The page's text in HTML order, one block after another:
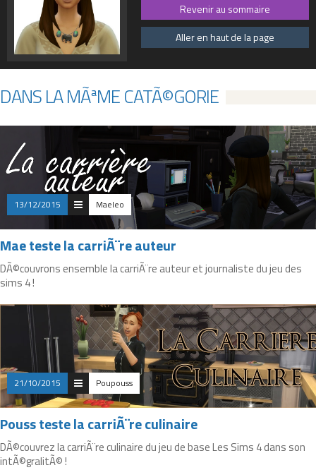
Revenir au sommaire
Aller en haut de la page
DANS LA MÃªME CATÃ©GORIE
13/12/2015 Maeleo
Mae teste la carriÃ¨re auteur
DÃ©couvrons ensemble la carriÃ¨re auteur et journaliste du jeu des
sims 4 !
21/10/2015 Poupouss
Pouss teste la carriÃ¨re culinaire
DÃ©couvrez la carriÃ¨re culinaire du jeu de base Les Sims 4 dans son
intÃ©gralitÃ© !